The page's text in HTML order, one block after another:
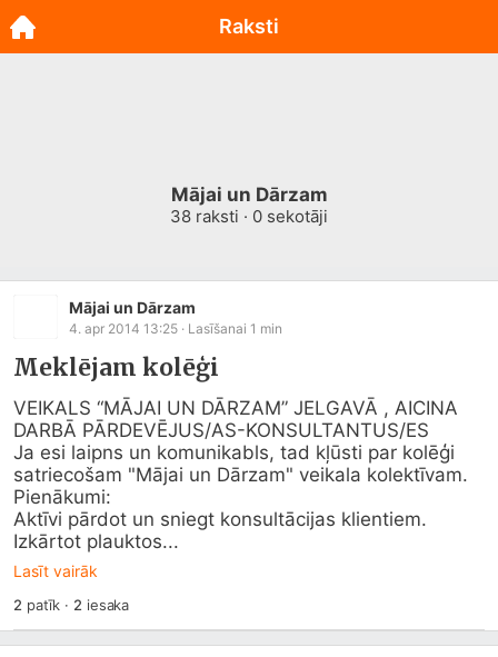
Mājai un Dārzam
38 raksti · 0 sekotāji
Mājai un Dārzam
4. apr 2014 13:25 · Lasīšanai 1 min
Meklējam kolēģi
VEIKALS “MĀJAI UN DĀRZAM” JELGAVĀ , AICINA
DARBĀ PĀRDEVĒJUS/AS-KONSULTANTUS/ES
Ja esi laipns un komunikabls, tad kļūsti par kolēģi
satriecošam "Mājai un Dārzam" veikala kolektīvam.
Pienākumi:
Aktīvi pārdot un sniegt konsultācijas klientiem.
Izkārtot plauktos...
Lasīt vairāk
2 patīk · 2 iesaka
Raksti